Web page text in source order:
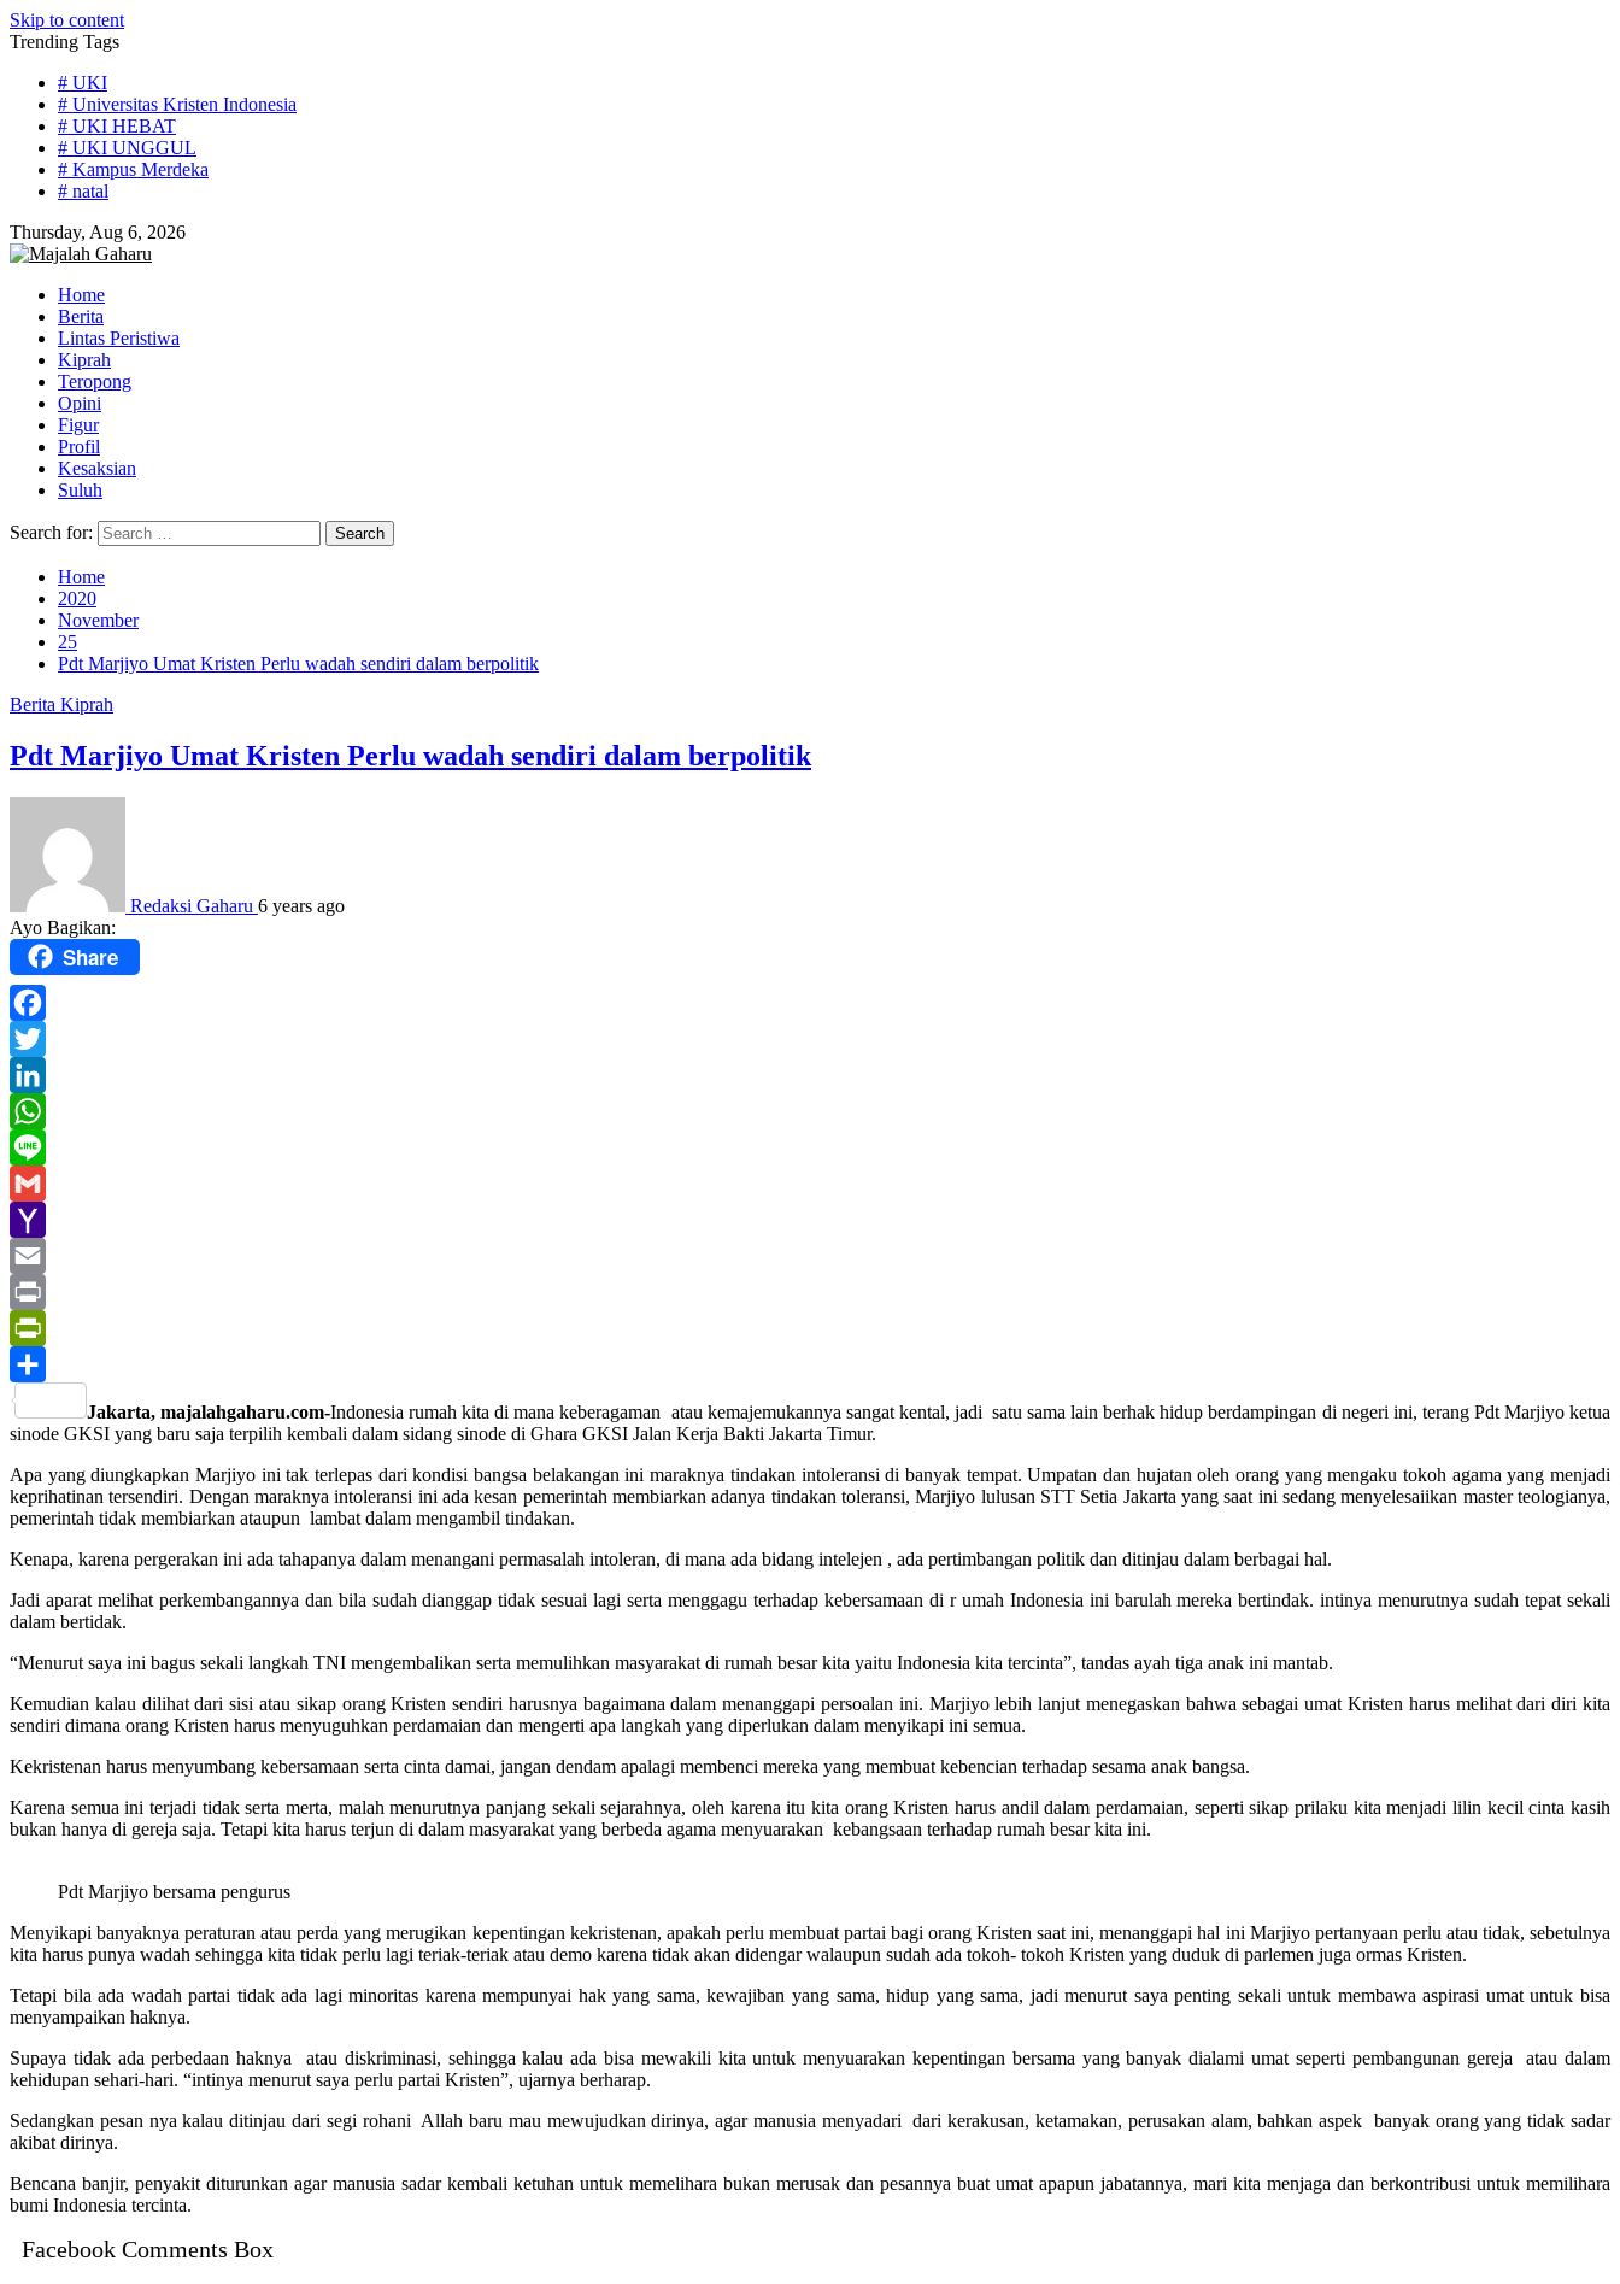
Skip to content
Trending Tags
# UKI
# Universitas Kristen Indonesia
# UKI HEBAT
# UKI UNGGUL
# Kampus Merdeka
# natal
Thursday, Aug 6, 2026
Home
Berita
Lintas Peristiwa
Kiprah
Teropong
Opini
Figur
Profil
Kesaksian
Suluh
Search for:
Home
2020
November
25
Pdt Marjiyo Umat Kristen Perlu wadah sendiri dalam berpolitik
Berita Kiprah
Pdt Marjiyo Umat Kristen Perlu wadah sendiri dalam berpolitik
Redaksi Gaharu 6 years ago
Ayo Bagikan:
Share
Facebook
Twitter
LinkedIn
WhatsApp
Line
Gmail
Yahoo
Mail
Email
Print
PrintFriendly
Jakarta, majalahgaharu.com-Indonesia rumah kita di mana keberagaman atau kemajemukannya sangat kental, jadi satu sama lain berhak hidup berdampingan di negeri ini, terang Pdt Marjiyo ketua
sinode GKSI yang baru saja terpilih kembali dalam sidang sinode di Ghara GKSI Jalan Kerja Bakti Jakarta Timur.
Apa yang diungkapkan Marjiyo ini tak terlepas dari kondisi bangsa belakangan ini maraknya tindakan intoleransi di banyak tempat. Umpatan dan hujatan oleh orang yang mengaku tokoh agama yang menjadi
keprihatinan tersendiri. Dengan maraknya intoleransi ini ada kesan pemerintah membiarkan adanya tindakan toleransi, Marjiyo lulusan STT Setia Jakarta yang saat ini sedang menyelesaiikan master teologianya,
pemerintah tidak membiarkan ataupun lambat dalam mengambil tindakan.
Kenapa, karena pergerakan ini ada tahapanya dalam menangani permasalah intoleran, di mana ada bidang intelejen , ada pertimbangan politik dan ditinjau dalam berbagai hal.
Jadi aparat melihat perkembangannya dan bila sudah dianggap tidak sesuai lagi serta menggagu terhadap kebersamaan di r umah Indonesia ini barulah mereka bertindak. intinya menurutnya sudah tepat sekali
dalam bertidak.
“Menurut saya ini bagus sekali langkah TNI mengembalikan serta memulihkan masyarakat di rumah besar kita yaitu Indonesia kita tercinta”, tandas ayah tiga anak ini mantab.
Kemudian kalau dilihat dari sisi atau sikap orang Kristen sendiri harusnya bagaimana dalam menanggapi persoalan ini. Marjiyo lebih lanjut menegaskan bahwa sebagai umat Kristen harus melihat dari diri kita
sendiri dimana orang Kristen harus menyuguhkan perdamaian dan mengerti apa langkah yang diperlukan dalam menyikapi ini semua.
Kekristenan harus menyumbang kebersamaan serta cinta damai, jangan dendam apalagi membenci mereka yang membuat kebencian terhadap sesama anak bangsa.
Karena semua ini terjadi tidak serta merta, malah menurutnya panjang sekali sejarahnya, oleh karena itu kita orang Kristen harus andil dalam perdamaian, seperti sikap prilaku kita menjadi lilin kecil cinta kasih
bukan hanya di gereja saja. Tetapi kita harus terjun di dalam masyarakat yang berbeda agama menyuarakan kebangsaan terhadap rumah besar kita ini.
Pdt Marjiyo bersama pengurus
Menyikapi banyaknya peraturan atau perda yang merugikan kepentingan kekristenan, apakah perlu membuat partai bagi orang Kristen saat ini, menanggapi hal ini Marjiyo pertanyaan perlu atau tidak, sebetulnya
kita harus punya wadah sehingga kita tidak perlu lagi teriak-teriak atau demo karena tidak akan didengar walaupun sudah ada tokoh- tokoh Kristen yang duduk di parlemen juga ormas Kristen.
Tetapi bila ada wadah partai tidak ada lagi minoritas karena mempunyai hak yang sama, kewajiban yang sama, hidup yang sama, jadi menurut saya penting sekali untuk membawa aspirasi umat untuk bisa
menyampaikan haknya.
Supaya tidak ada perbedaan haknya atau diskriminasi, sehingga kalau ada bisa mewakili kita untuk menyuarakan kepentingan bersama yang banyak dialami umat seperti pembangunan gereja atau dalam
kehidupan sehari-hari. “intinya menurut saya perlu partai Kristen”, ujarnya berharap.
Sedangkan pesan nya kalau ditinjau dari segi rohani Allah baru mau mewujudkan dirinya, agar manusia menyadari dari kerakusan, ketamakan, perusakan alam, bahkan aspek banyak orang yang tidak sadar
akibat dirinya.
Bencana banjir, penyakit diturunkan agar manusia sadar kembali ketuhan untuk memelihara bukan merusak dan pesannya buat umat apapun jabatannya, mari kita menjaga dan berkontribusi untuk memilihara
bumi Indonesia tercinta.
Facebook Comments Box